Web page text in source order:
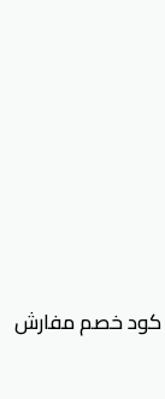
كود خصم مفارش